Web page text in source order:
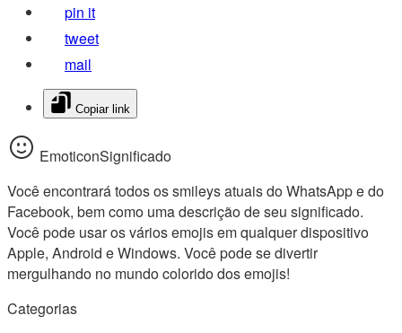
pin it
tweet
mail
Copiar link
EmoticonSignificado
Você encontrará todos os smileys atuais do WhatsApp e do
Facebook, bem como uma descrição de seu significado.
Você pode usar os vários emojis em qualquer dispositivo
Apple, Android e Windows. Você pode se divertir
mergulhando no mundo colorido dos emojis!
Categorias